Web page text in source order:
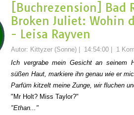
[Buchrezension] Bad
Broken Juliet: Wohin
- Leisa Rayven
Autor: Kittyzer (Sonne) 14:54:00 1
Ich vergrabe mein Gesicht an seinem
süßen Haut, markiere ihn genau wie er
Parfüm kitzelt meine Zunge, wir fluchen
"Mr Holt? Miss Taylor?"
"Ethan..."